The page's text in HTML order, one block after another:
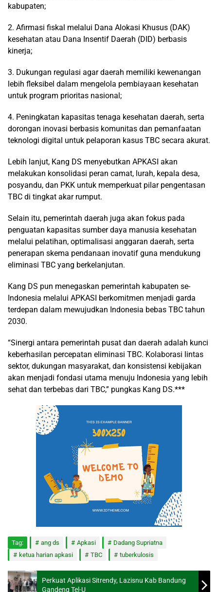
kabupaten;
2. Afirmasi fiskal melalui Dana Alokasi Khusus (DAK)
kesehatan atau Dana Insentif Daerah (DID) berbasis
kinerja;
3. Dukungan regulasi agar daerah memiliki kewenangan
lebih fleksibel dalam mengelola pembiayaan kesehatan
untuk program prioritas nasional;
4. Peningkatan kapasitas tenaga kesehatan daerah, serta
dorongan inovasi berbasis komunitas dan pemanfaatan
teknologi digital untuk pelaporan kasus TBC secara akurat.
Lebih lanjut, Kang DS menyebutkan APKASI akan
melakukan konsolidasi peran camat, lurah, kepala desa,
posyandu, dan PKK untuk memperkuat pilar pengentasan
TBC di tingkat akar rumput.
Selain itu, pemerintah daerah juga akan fokus pada
penguatan kapasitas sumber daya manusia kesehatan
melalui pelatihan, optimalisasi anggaran daerah, serta
penerapan skema pendanaan inovatif guna mendukung
eliminasi TBC yang berkelanjutan.
Kang DS pun menegaskan pemerintah kabupaten se-
Indonesia melalui APKASI berkomitmen menjadi garda
terdepan dalam mewujudkan Indonesia bebas TBC tahun
2030.
“Sinergi antara pemerintah pusat dan daerah adalah kunci
keberhasilan percepatan eliminasi TBC. Kolaborasi lintas
sektor, dukungan masyarakat, dan konsistensi kebijakan
akan menjadi fondasi utama menuju Indonesia yang lebih
sehat dan terbebas dari TBC,” pungkas Kang DS.***
Tag: ang ds Apkasi
Dadang Supriatna
ketua harian apkasi
TBC tuberkulosis
Perkuat Aplikasi Sitrendy, Lazisnu Kab Bandung
Gandeng Tel-U